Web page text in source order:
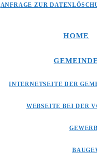
ANFRAGE ZUR
HOME
INTERNETSEITE DER
WEBSEITE BEI DER